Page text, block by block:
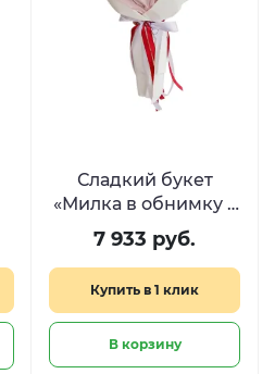
Сладкий букет
«Милка в обнимку с
Киндером»
7 933 руб.
Купить в 1 клик
В корзину